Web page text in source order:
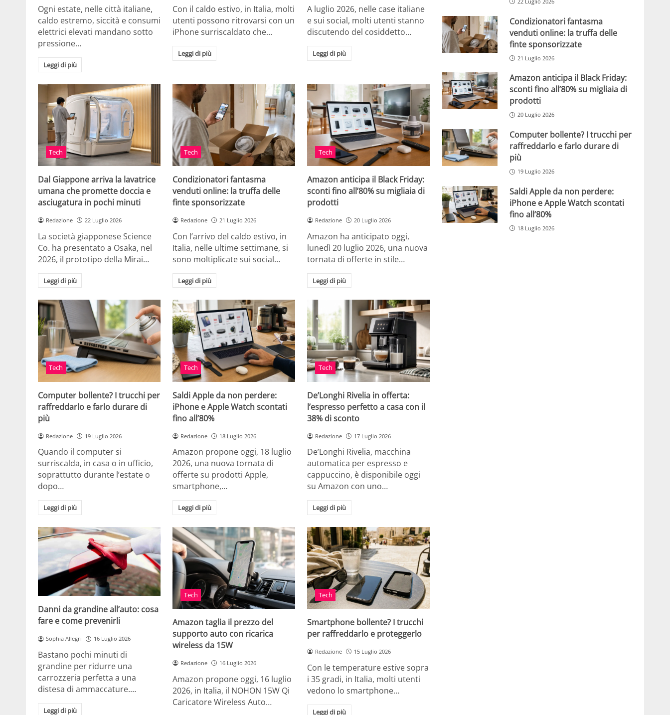
Ogni estate, nelle città italiane,
caldo estremo, siccità e consumi
elettrici elevati mandano sotto
pressione…
Leggi di più
Con il caldo estivo, in Italia, molti
utenti possono ritrovarsi con un
iPhone surriscaldato che…
Leggi di più
A luglio 2026, nelle case italiane
e sui social, molti utenti stanno
discutendo del cosiddetto…
Leggi di più
Tech
Dal Giappone arriva la lavatrice
umana che promette doccia e
asciugatura in pochi minuti
Redazione 22 Luglio 2026
La società giapponese Science
Co. ha presentato a Osaka, nel
2026, il prototipo della Mirai…
Leggi di più
Tech
Condizionatori fantasma
venduti online: la truffa delle
finte sponsorizzate
Redazione 21 Luglio 2026
Con l’arrivo del caldo estivo, in
Italia, nelle ultime settimane, si
sono moltiplicate sui social…
Leggi di più
Tech
Amazon anticipa il Black Friday:
sconti fino all’80% su migliaia di
prodotti
Redazione 20 Luglio 2026
Amazon ha anticipato oggi,
lunedì 20 luglio 2026, una nuova
tornata di offerte in stile…
Leggi di più
Tech
Computer bollente? I trucchi per
raffreddarlo e farlo durare di
più
Redazione 19 Luglio 2026
Quando il computer si
surriscalda, in casa o in ufficio,
soprattutto durante l’estate o
dopo…
Leggi di più
Tech
Saldi Apple da non perdere:
iPhone e Apple Watch scontati
fino all’80%
Redazione 18 Luglio 2026
Amazon propone oggi, 18 luglio
2026, una nuova tornata di
offerte su prodotti Apple,
smartphone,…
Leggi di più
Tech
De’Longhi Rivelia in offerta:
l’espresso perfetto a casa con il
38% di sconto
Redazione 17 Luglio 2026
De’Longhi Rivelia, macchina
automatica per espresso e
cappuccino, è disponibile oggi
su Amazon con uno…
Leggi di più
Danni da grandine all’auto: cosa
fare e come prevenirli
Sophia Allegri 16 Luglio 2026
Bastano pochi minuti di
grandine per ridurre una
carrozzeria perfetta a una
distesa di ammaccature.…
Leggi di più
Tech
Amazon taglia il prezzo del
supporto auto con ricarica
wireless da 15W
Redazione 16 Luglio 2026
Amazon propone oggi, 16 luglio
2026, in Italia, il NOHON 15W Qi
Caricatore Wireless Auto…
Tech
Smartphone bollente? I trucchi
per raffreddarlo e proteggerlo
Redazione 15 Luglio 2026
Con le temperature estive sopra
i 35 gradi, in Italia, molti utenti
vedono lo smartphone…
Leggi di più
Condizionatori fantasma
venduti online: la truffa delle
finte sponsorizzate
21 Luglio 2026
Amazon anticipa il Black Friday:
sconti fino all’80% su migliaia di
prodotti
20 Luglio 2026
Computer bollente? I trucchi per
raffreddarlo e farlo durare di
più
19 Luglio 2026
Saldi Apple da non perdere:
iPhone e Apple Watch scontati
fino all’80%
18 Luglio 2026